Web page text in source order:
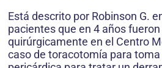
Está descrito por Robinson G.
pacientes que en 4 años
quirúrgicamente en el Centro
caso de toracotomía para